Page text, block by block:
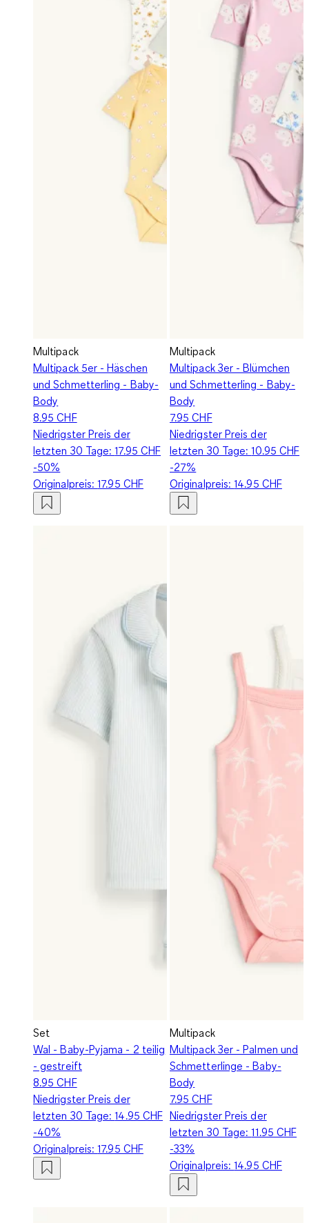
Multipack
Multipack 5er - Häschen
und Schmetterling - Baby-
Body
8.95 CHF
Niedrigster Preis der
letzten 30 Tage:17.95 CHF
-50%
Originalpreis:17.95 CHF
Multipack
Multipack 3er - Blümchen
und Schmetterling - Baby-
Body
7.95 CHF
Niedrigster Preis der
letzten 30 Tage:10.95 CHF
-27%
Originalpreis:14.95 CHF
Set
Wal - Baby-Pyjama - 2 teilig
- gestreift
8.95 CHF
Niedrigster Preis der
letzten 30 Tage:14.95 CHF
-40%
Originalpreis:17.95 CHF
Multipack
Multipack 3er - Palmen und
Schmetterlinge - Baby-
Body
7.95 CHF
Niedrigster Preis der
letzten 30 Tage:11.95 CHF
-33%
Originalpreis:14.95 CHF